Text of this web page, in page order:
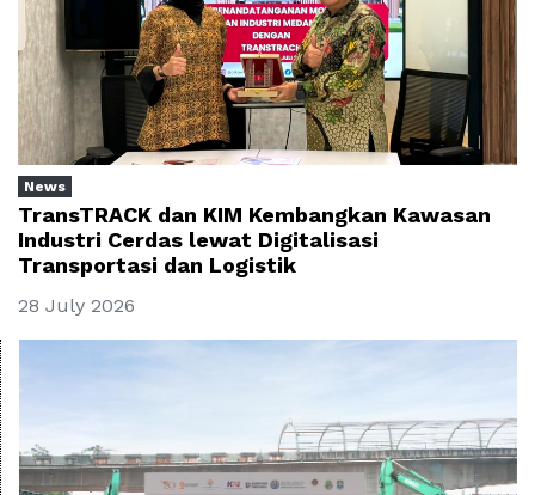
News
TransTRACK dan KIM Kembangkan Kawasan
Industri Cerdas lewat Digitalisasi
Transportasi dan Logistik
28 July 2026